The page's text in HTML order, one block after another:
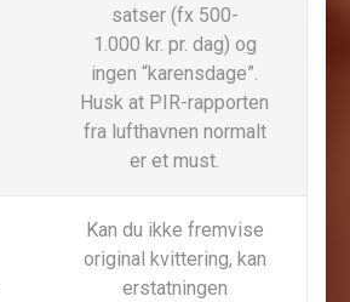
satser (fx 500-
1.000 kr. pr. dag) og
ingen “karensdage”.
Husk at PIR-rapporten
fra lufthavnen normalt
er et must.
Kan du ikke fremvise
original kvittering, kan
erstatningen